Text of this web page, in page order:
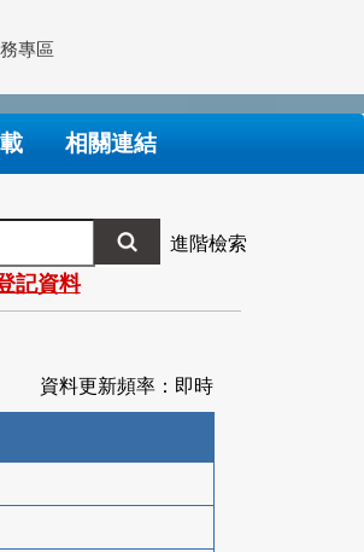
專區
相關連結
進階檢索
記資料
資料更新頻率：即時